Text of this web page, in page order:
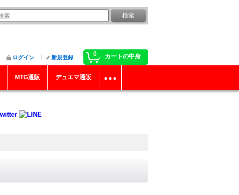
0 カートの中身
ログイン 新規登録
MTG通販 デュエマ通販